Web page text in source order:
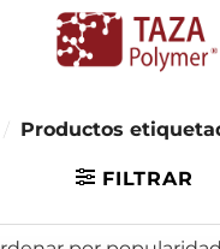
/ Productos
FILTRAR